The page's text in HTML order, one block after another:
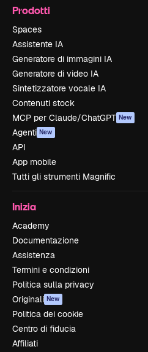
Prodotti
Spaces
Assistente IA
Generatore di immagini IA
Generatore di video IA
Sintetizzatore vocale IA
Contenuti stock
MCP per Claude/ChatGPT New
Agenti New
API
App mobile
Tutti gli strumenti Magnific
Inizia
Academy
Documentazione
Assistenza
Termini e condizioni
Politica sulla privacy
Originali New
Politica dei cookie
Centro di fiducia
Affiliati